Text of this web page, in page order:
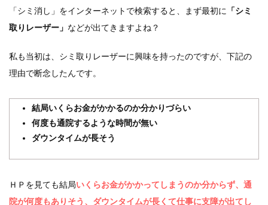
「シミ消し」をインターネットで検索すると、まず最初に
「シミ
取りレーザー」 などが出てきますよね？
私も当初は、シミ取りレーザーに興味を持ったのですが、下記の
理由で断念したんです。
結局いくらお金がかかるのか分かりづらい
何度も通院するような時間が無い
ダウンタイムが長そう
ＨＰを見ても結局いくらお金がかかってしまうのか分からず、通
院が何度もありそう、ダウンタイムが長くて仕事に支障が出てし